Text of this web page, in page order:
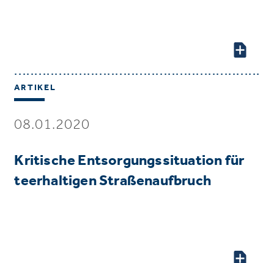
ARTIKEL
08.01.2020
Kritische Entsorgungssituation für
teerhaltigen Straßenaufbruch